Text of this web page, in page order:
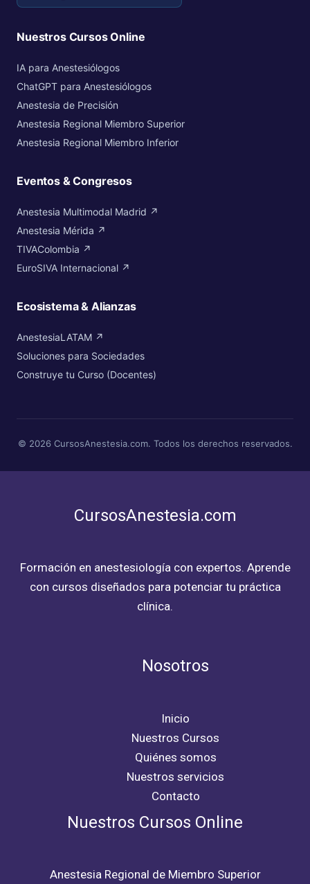
Nuestros Cursos Online
IA para Anestesiólogos
ChatGPT para Anestesiólogos
Anestesia de Precisión
Anestesia Regional Miembro Superior
Anestesia Regional Miembro Inferior
Eventos & Congresos
Anestesia Multimodal Madrid ↗
Anestesia Mérida ↗
TIVAColombia ↗
EuroSIVA Internacional ↗
Ecosistema & Alianzas
AnestesiaLATAM ↗
Soluciones para Sociedades
Construye tu Curso (Docentes)
© 2026 CursosAnestesia.com. Todos los derechos reservados.
CursosAnestesia.com
Formación en anestesiología con expertos. Aprende
con cursos diseñados para potenciar tu práctica
clínica.
Nosotros
Inicio
Nuestros Cursos
Quiénes somos
Nuestros servicios
Contacto
Nuestros Cursos Online
Anestesia Regional de Miembro Superior